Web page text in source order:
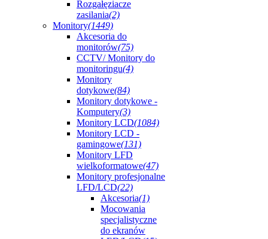
Rozgałęziacze
zasilania(2)
Monitory(1449)
Akcesoria do
monitorów(75)
CCTV/ Monitory do
monitoringu(4)
Monitory
dotykowe(84)
Monitory dotykowe -
Komputery(3)
Monitory LCD(1084)
Monitory LCD -
gamingowe(131)
Monitory LFD
wielkoformatowe(47)
Monitory profesjonalne
LFD/LCD(22)
Akcesoria(1)
Mocowania
specjalistyczne
do ekranów